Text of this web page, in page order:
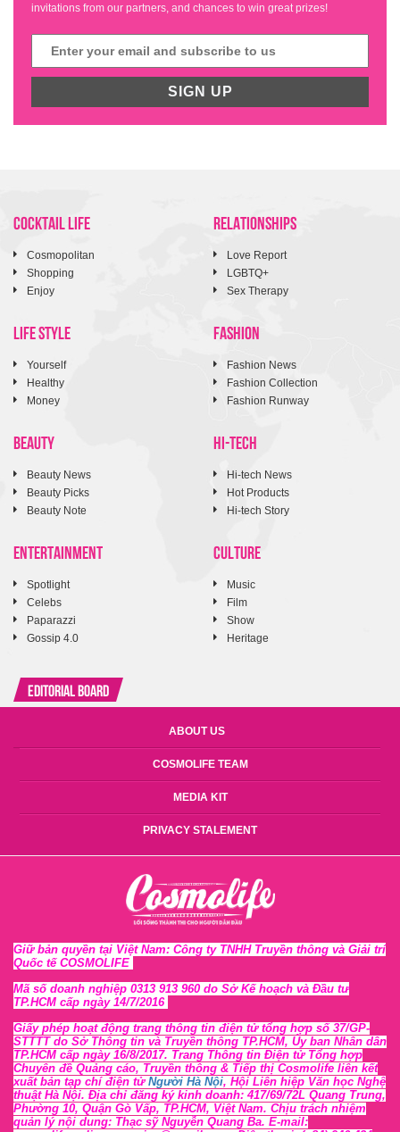
invitations from our partners, and chances to win great prizes!
SIGN UP
COCKTAIL LIFE
Cosmopolitan
Shopping
Enjoy
RELATIONSHIPS
Love Report
LGBTQ+
Sex Therapy
LIFE STYLE
Yourself
Healthy
Money
FASHION
Fashion News
Fashion Collection
Fashion Runway
BEAUTY
Beauty News
Beauty Picks
Beauty Note
HI-TECH
Hi-tech News
Hot Products
Hi-tech Story
ENTERTAINMENT
Spotlight
Celebs
Paparazzi
Gossip 4.0
CULTURE
Music
Film
Show
Heritage
Editorial Board
ABOUT US
COSMOLIFE TEAM
MEDIA KIT
PRIVACY STALEMENT
Giữ bản quyền tại Việt Nam: Công ty TNHH Truyền thông và Giải trí
Quốc tế COSMOLIFE
Mã số doanh nghiệp 0313 913 960 do Sở Kế hoạch và Đầu tư
TP.HCM cấp ngày 14/7/2016
Giấy phép hoạt động trang thông tin điện tử tổng hợp số 37/GP-
STTTT do Sở Thông tin và Truyền thông TP.HCM, Ủy ban Nhân dân
TP.HCM cấp ngày 16/8/2017. Trang Thông tin Điện tử Tổng hợp
Chuyên đề Quảng cáo, Truyền thông & Tiếp thị Cosmolife liên kết
xuất bản tạp chí điện tử Người Hà Nội, Hội Liên hiệp Văn học Nghệ
thuật Hà Nội. Địa chỉ đăng ký kinh doanh: 417/69/72L Quang Trung,
Phường 10, Quận Gò Vấp, TP.HCM, Việt Nam. Chịu trách nhiệm
quản lý nội dung: Thạc sỹ Nguyễn Quang Ba. E-mail: